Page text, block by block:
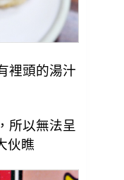
裡頭的湯汁
所以無法呈
伙瞧